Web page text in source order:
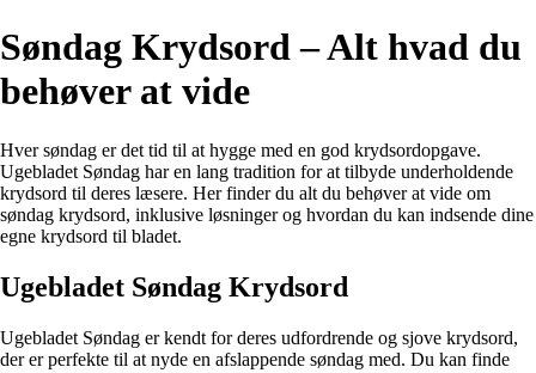
Søndag Krydsord – Alt hvad du
behøver at vide
Hver søndag er det tid til at hygge med en god krydsordopgave.
Ugebladet Søndag har en lang tradition for at tilbyde underholdende
krydsord til deres læsere. Her finder du alt du behøver at vide om
søndag krydsord, inklusive løsninger og hvordan du kan indsende dine
egne krydsord til bladet.
Ugebladet Søndag Krydsord
Ugebladet Søndag er kendt for deres udfordrende og sjove krydsord,
der er perfekte til at nyde en afslappende søndag med. Du kan finde